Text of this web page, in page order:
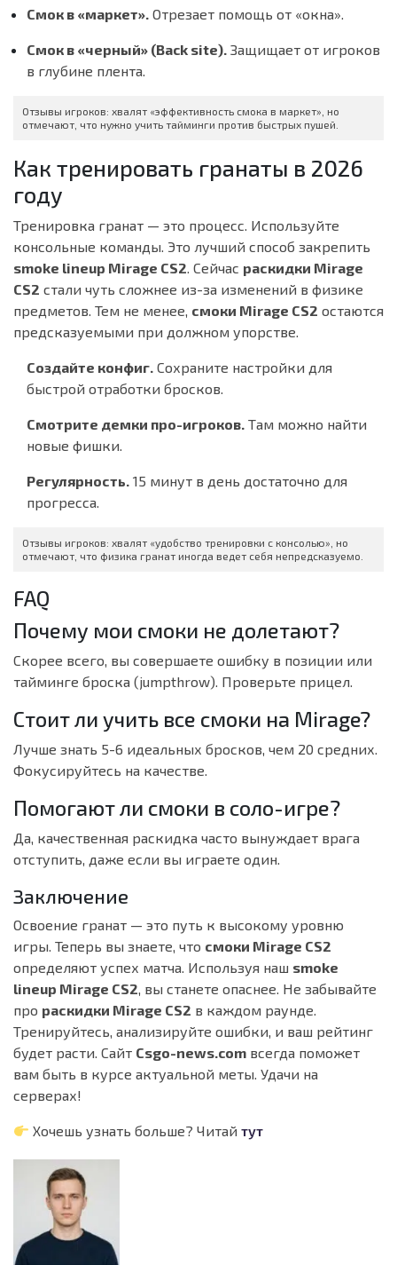
Смок в «маркет». Отрезает помощь от «окна».
Смок в «черный» (Back site). Защищает от игроков
в глубине плента.
Отзывы игроков: хвалят «эффективность смока в маркет», но
отмечают, что нужно учить тайминги против быстрых пушей.
Как тренировать гранаты в 2026
году
Тренировка гранат — это процесс. Используйте
консольные команды. Это лучший способ закрепить
smoke lineup Mirage CS2. Сейчас раскидки Mirage
CS2 стали чуть сложнее из-за изменений в физике
предметов. Тем не менее, смоки Mirage CS2 остаются
предсказуемыми при должном упорстве.
Создайте конфиг. Сохраните настройки для
быстрой отработки бросков.
Смотрите демки про-игроков. Там можно найти
новые фишки.
Регулярность. 15 минут в день достаточно для
прогресса.
Отзывы игроков: хвалят «удобство тренировки с консолью», но
отмечают, что физика гранат иногда ведет себя непредсказуемо.
FAQ
Почему мои смоки не долетают?
Скорее всего, вы совершаете ошибку в позиции или
тайминге броска (jumpthrow). Проверьте прицел.
Стоит ли учить все смоки на Mirage?
Лучше знать 5-6 идеальных бросков, чем 20 средних.
Фокусируйтесь на качестве.
Помогают ли смоки в соло-игре?
Да, качественная раскидка часто вынуждает врага
отступить, даже если вы играете один.
Заключение
Освоение гранат — это путь к высокому уровню
игры. Теперь вы знаете, что смоки Mirage CS2
определяют успех матча. Используя наш smoke
lineup Mirage CS2, вы станете опаснее. Не забывайте
про раскидки Mirage CS2 в каждом раунде.
Тренируйтесь, анализируйте ошибки, и ваш рейтинг
будет расти. Сайт Csgo-news.com всегда поможет
вам быть в курсе актуальной меты. Удачи на
серверах!
Хочешь узнать больше? Читайтут